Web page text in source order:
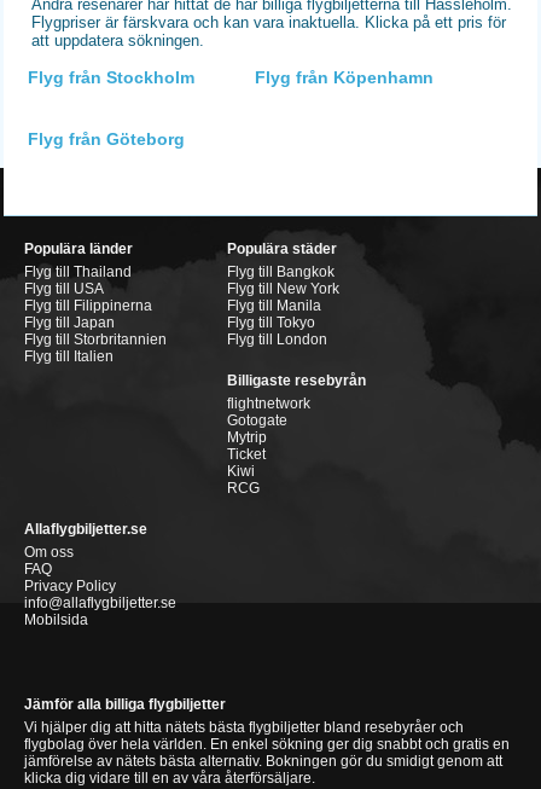
Andra resenärer har hittat de här billiga flygbiljetterna till Hassleholm.
Flygpriser är färskvara och kan vara inaktuella. Klicka på ett pris för
att uppdatera sökningen.
Flyg från Stockholm Flyg från Köpenhamn
Flyg från Göteborg
Populära länder
Flyg till Thailand
Flyg till USA
Flyg till Filippinerna
Flyg till Japan
Flyg till Storbritannien
Flyg till Italien
Populära städer
Flyg till Bangkok
Flyg till New York
Flyg till Manila
Flyg till Tokyo
Flyg till London
Billigaste resebyrån
flightnetwork
Gotogate
Mytrip
Ticket
Kiwi
RCG
Allaflygbiljetter.se
Om oss
FAQ
Privacy Policy
info@allaflygbiljetter.se
Mobilsida
Jämför alla billiga flygbiljetter
Vi hjälper dig att hitta nätets bästa flygbiljetter bland resebyråer och
flygbolag över hela världen. En enkel sökning ger dig snabbt och gratis en
jämförelse av nätets bästa alternativ. Bokningen gör du smidigt genom att
klicka dig vidare till en av våra återförsäljare.